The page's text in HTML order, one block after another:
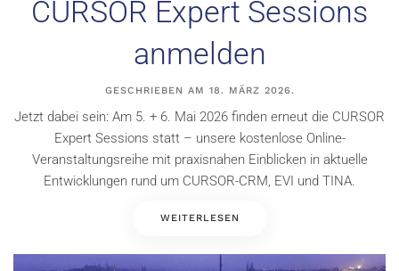
CURSOR Expert Sessions
anmelden
GESCHRIEBEN AM 18. MÄRZ 2026 .
Jetzt dabei sein: Am 5. + 6. Mai 2026 finden erneut die CURSOR
Expert Sessions statt – unsere kostenlose Online-
Veranstaltungsreihe mit praxisnahen Einblicken in aktuelle
Entwicklungen rund um CURSOR-CRM, EVI und TINA.
WEITERLESEN